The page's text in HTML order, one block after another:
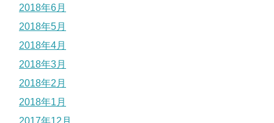
2018年6月
2018年5月
2018年4月
2018年3月
2018年2月
2018年1月
2017年12月